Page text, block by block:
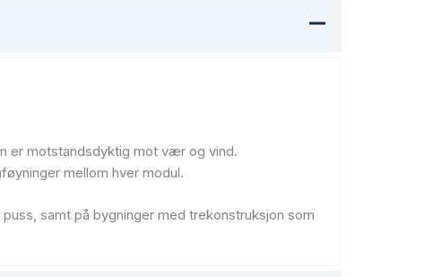
er motstandsdyktig mot vær og vind.
mellom hver modul.
samt på bygninger med trekonstruksjon som